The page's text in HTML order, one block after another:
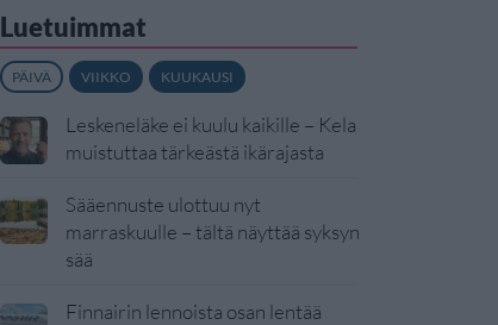
Luetuimmat
PÄIVÄ VIIKKO KUUKAUSI
Leskeneläke ei kuulu kaikille – Kela
muistuttaa tärkeästä ikärajasta
Sääennuste ulottuu nyt
marraskuulle – tältä näyttää syksyn
sää
Finnairin lennoista osan lentää